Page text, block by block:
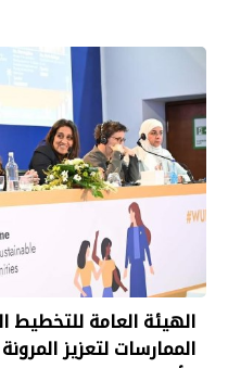
الهيئة العامة
الممارسات لتعزيز